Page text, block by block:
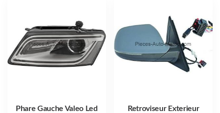
Phare Gauche Valeo Led
Retroviseur Exterieur